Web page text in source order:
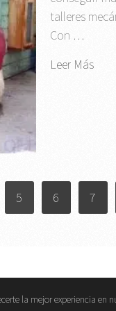
talleres
Con …
Leer Más
5 6 7
la mejor experiencia en